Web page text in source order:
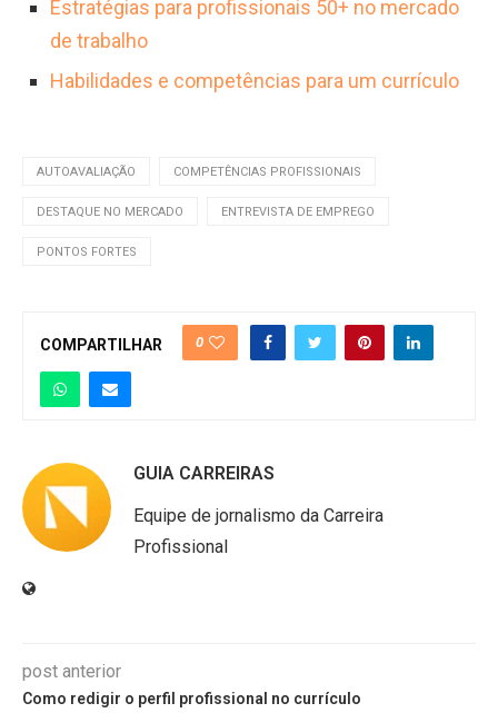
Estratégias para profissionais 50+ no mercado
de trabalho
Habilidades e competências para um currículo
AUTOAVALIAÇÃO COMPETÊNCIAS PROFISSIONAIS
DESTAQUE NO MERCADO ENTREVISTA DE EMPREGO
PONTOS FORTES
COMPARTILHAR 0
GUIA CARREIRAS
Equipe de jornalismo da Carreira
Profissional
post anterior
Como redigir o perfil profissional no currículo